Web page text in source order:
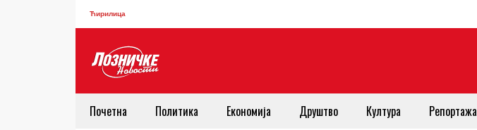
Ћирилица
Почетна Политика Економија Друштво Култура Репортажа